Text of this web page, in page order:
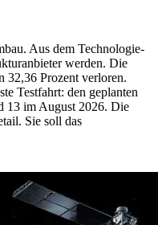
Aus dem Technologie-
werden. Die
32,36 Prozent verloren.
Testfahrt: den geplanten
13 im August 2026. Die
Sie soll das